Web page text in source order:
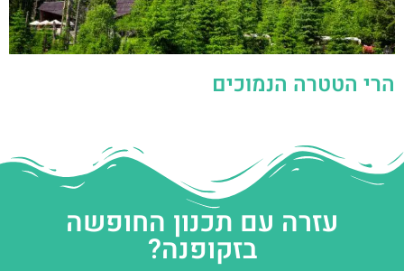
הרי הטטרה הנמוכים
עזרה עם תכנון החופשה
בזקופנה?